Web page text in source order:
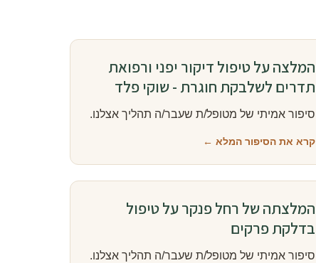
המלצה על טיפול דיקור יפני ורפואת
תדרים לשלבקת חוגרת - שוקי פלד
סיפור אמיתי של מטופל/ת שעבר/ה תהליך אצלנו.
קרא את הסיפור המלא ←
המלצתה של רחל פנקר על טיפול
בדלקת פרקים
סיפור אמיתי של מטופל/ת שעבר/ה תהליך אצלנו.